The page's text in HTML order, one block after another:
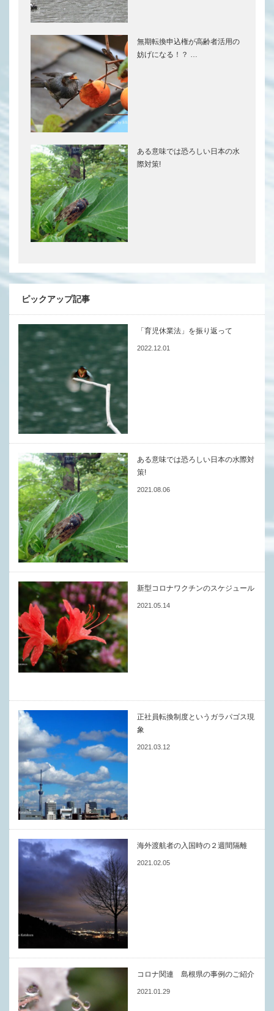
無期転換申込権が高齢者活用の
妨げになる！？ …
ある意味では恐ろしい日本の水
際対策!
ピックアップ記事
「育児休業法」を振り返って
2022.12.01
ある意味では恐ろしい日本の水際対
策!
2021.08.06
新型コロナワクチンのスケジュール
2021.05.14
正社員転換制度というガラパゴス現
象
2021.03.12
海外渡航者の入国時の２週間隔離
2021.02.05
コロナ関連 島根県の事例のご紹介
2021.01.29